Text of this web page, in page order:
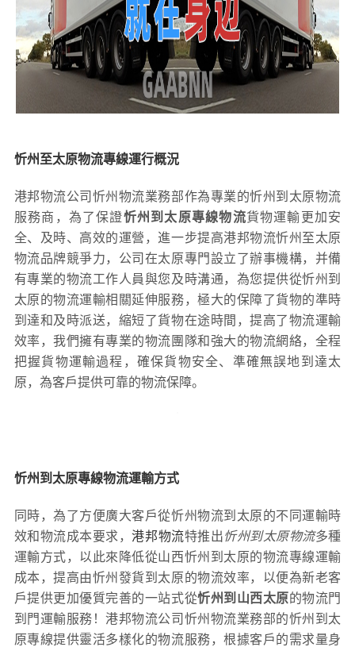
忻州至太原物流專線運行概況
港邦物流公司忻州物流業務部作為專業的忻州到太原物流
服務商，為了保證忻州到太原專線物流貨物運輸更加安
全、及時、高效的運營，進一步提高港邦物流忻州至太原
物流品牌競爭力，公司在太原專門設立了辦事機構，并備
有專業的物流工作人員與您及時溝通，為您提供從忻州到
太原的物流運輸相關延伸服務，極大的保障了貨物的準時
到達和及時派送，縮短了貨物在途時間，提高了物流運輸
效率，我們擁有專業的物流團隊和強大的物流網絡，全程
把握貨物運輸過程，確保貨物安全、準確無誤地到達太
原，為客戶提供可靠的物流保障。
忻州到太原專線物流運輸方式
同時，為了方便廣大客戶從忻州物流到太原的不同運輸時
效和物流成本要求，港邦物流特推出忻州到太原物流多種
運輸方式，以此來降低從山西忻州到太原的物流專線運輸
成本，提高由忻州發貨到太原的物流效率，以便為新老客
戶提供更加優質完善的一站式從忻州到山西太原的物流門
到門運輸服務！港邦物流公司忻州物流業務部的忻州到太
原專線提供靈活多樣化的物流服務，根據客戶的需求量身